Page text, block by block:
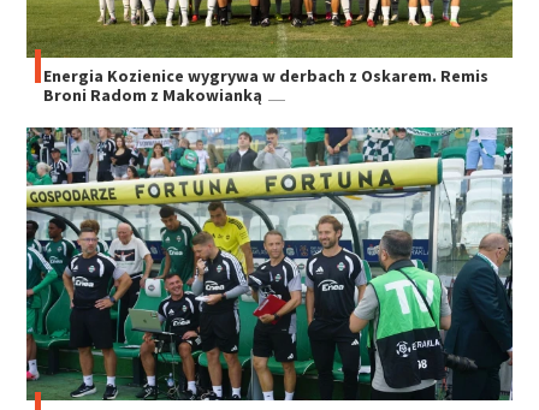
Energia Kozienice wygrywa w derbach z Oskarem. Remis
Broni Radom z Makowianką